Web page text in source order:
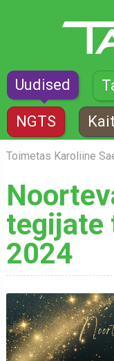
Uudised
NGTS
Toimetas Karoliine
tegijate
2024